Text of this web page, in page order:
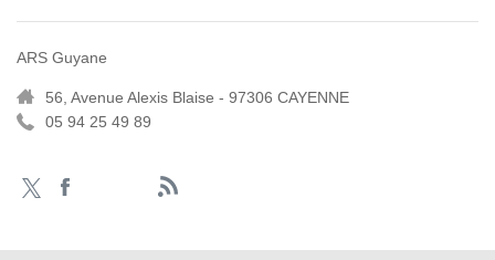
ARS Guyane
56, Avenue Alexis Blaise - 97306 CAYENNE
05 94 25 49 89